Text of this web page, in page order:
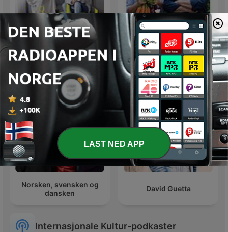
Interiørrådet
Truls & Hellstrøm - Tar
munnen full
Norsken, svensken og
dansken
David Guetta
Internasjonale Kultur-podkaster
LAST NED APP